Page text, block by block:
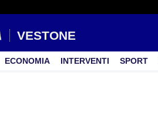
VESTONE
ECONOMIA INTERVENTI SPORT